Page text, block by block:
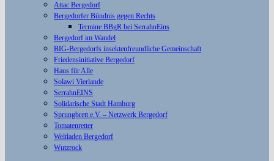
Attac Bergedorf
Bergedorfer Bündnis gegen Rechts
Termine BBgR bei SerrahnEins
Bergedorf im Wandel
BIG-Bergedorfs insektenfreundliche Gemeinschaft
Friedensinitiative Bergedorf
Haus für Alle
Solawi Vierlande
SerrahnEINS
Solidarische Stadt Hamburg
Sprungbrett e.V. – Netzwerk Bergedorf
Tomatenretter
Weltladen Bergedorf
Wutzrock